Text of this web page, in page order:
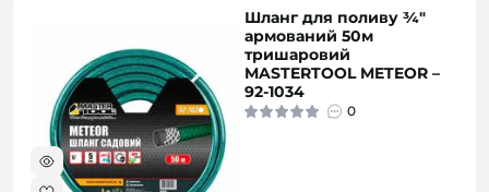
Шланг для поливу ¾"
армований 50м
тришаровий
MASTERTOOL METEOR –
92-1034
0